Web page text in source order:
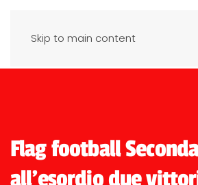
Skip to main content
Flag football
all'esordio due